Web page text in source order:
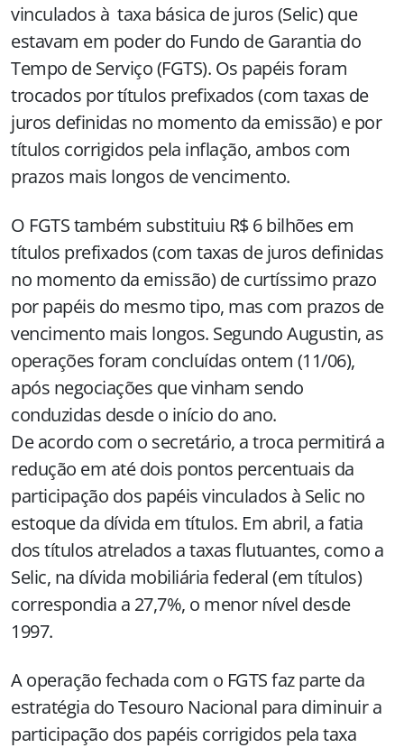
vinculados à taxa básica de juros (Selic) que
estavam em poder do Fundo de Garantia do
Tempo de Serviço (FGTS). Os papéis foram
trocados por títulos prefixados (com taxas de
juros definidas no momento da emissão) e por
títulos corrigidos pela inflação, ambos com
prazos mais longos de vencimento.
O FGTS também substituiu R$ 6 bilhões em
títulos prefixados (com taxas de juros definidas
no momento da emissão) de curtíssimo prazo
por papéis do mesmo tipo, mas com prazos de
vencimento mais longos. Segundo Augustin, as
operações foram concluídas ontem (11/06),
após negociações que vinham sendo
conduzidas desde o início do ano.
De acordo com o secretário, a troca permitirá a
redução em até dois pontos percentuais da
participação dos papéis vinculados à Selic no
estoque da dívida em títulos. Em abril, a fatia
dos títulos atrelados a taxas flutuantes, como a
Selic, na dívida mobiliária federal (em títulos)
correspondia a 27,7%, o menor nível desde
1997.
A operação fechada com o FGTS faz parte da
estratégia do Tesouro Nacional para diminuir a
participação dos papéis corrigidos pela taxa